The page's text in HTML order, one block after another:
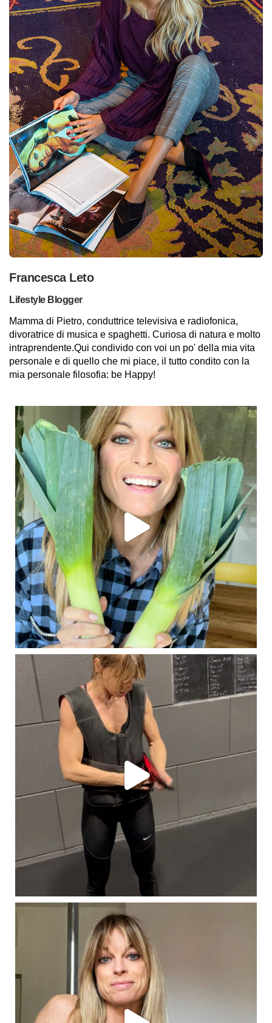
Francesca Leto
Lifestyle Blogger
Mamma di Pietro, conduttrice televisiva e radiofonica,
divoratrice di musica e spaghetti. Curiosa di natura e molto
intraprendente.Qui condivido con voi un po' della mia vita
personale e di quello che mi piace, il tutto condito con la
mia personale filosofia: be Happy!